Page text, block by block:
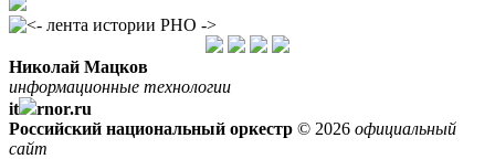
Николай Мацков
информационные технологии
it
rnor.ru
Российский национальный оркестр © 2026 официальный
сайт